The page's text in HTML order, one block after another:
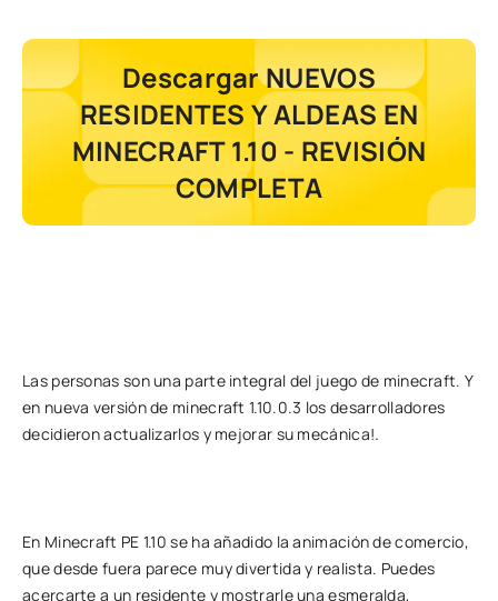
Descargar NUEVOS
RESIDENTES Y ALDEAS EN
MINECRAFT 1.10 - REVISIÓN
COMPLETA
Las personas son una parte integral del juego de minecraft. Y
en nueva versión de minecraft 1.10.0.3 los desarrolladores
decidieron actualizarlos y mejorar su mecánica!.
En Minecraft PE 1.10 se ha añadido la animación de comercio,
que desde fuera parece muy divertida y realista. Puedes
acercarte a un residente y mostrarle una esmeralda,